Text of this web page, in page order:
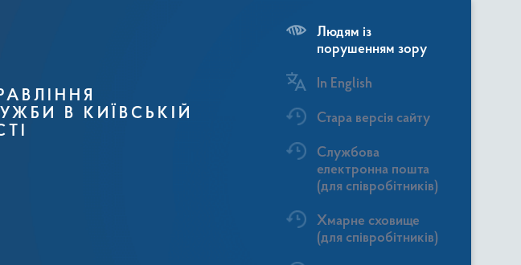
В КИЇВСЬКІЙ
Людям із
порушенням зору
In English
Стара версія сайту
Службова
електронна пошта
(для співробітників)
Хмарне сховище
(для співробітників)